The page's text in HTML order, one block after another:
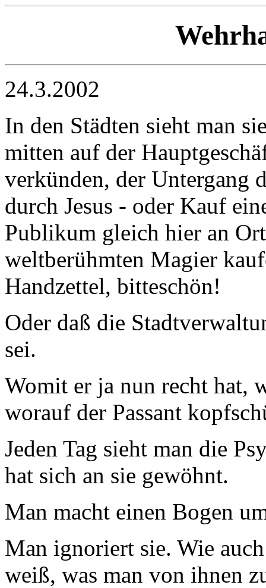
24.3.2002
In den Städten sieht man
mitten auf der
verkünden, der Untergang
durch Jesus - oder Kauf
Publikum gleich hier an
weltberühmten Magier
Handzettel, bitteschön!
Oder daß die
sei.
Womit er ja nun recht hat,
worauf der Passant
Jeden Tag sieht man die
hat sich an sie gewöhnt.
Man macht einen Bogen
Man ignoriert sie. Wie
weiß, was man von ihnen